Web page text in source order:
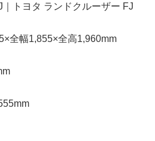
トヨタ ランドクルーザー FJ
全幅1,855×全高1,960mm